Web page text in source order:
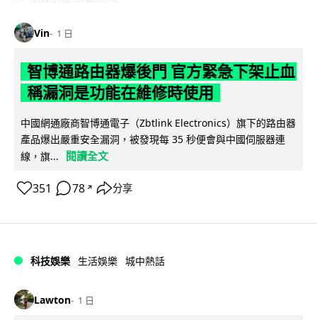
Vin 1 日
智博通路由器爆後門 官方緊急下架止血
稱漏洞是功能在維修時使用
中國網通廠商智博通電子（Zbtlink Electronics）旗下的路由器
產品爆出嚴重安全漏洞，被發現每 35 秒便會與中國伺服器連
線，旗...
閱讀全文
351 78 ↗ 分享
科技娛樂 生活娛樂 城中熱話
Lawton 1 日